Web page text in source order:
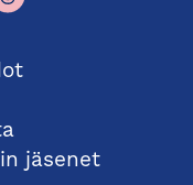
jäsenet